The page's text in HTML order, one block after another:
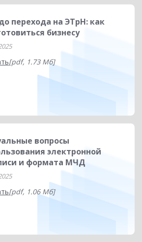
перехода на ЭТрН: как
бизнесу
[pdf, 1.73 Мб]
вопросы
электронной
и формата МЧД
[pdf, 1.06 Мб]